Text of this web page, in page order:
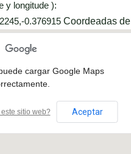
y longitude ):
0.376915 Coordeadas
cargar Google Maps
sitio web? Aceptar